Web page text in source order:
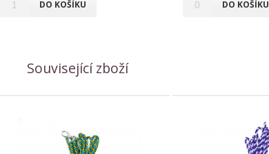
DO KOŠÍKU DO KOŠÍKU
Související zboží